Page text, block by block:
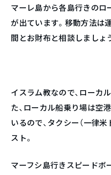
マーレ島から各島行きのロ
が出ています。移動方法は
間とお財布と相談しましょ
イスラム教なので、ローカ
た、ローカル船乗り場は空
いるので、タクシー（一律
スト。
マーフシ島行きスピードボ